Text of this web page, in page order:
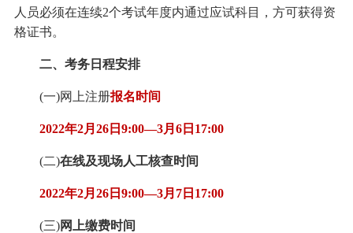
人员必须在连续2个考试年度内通过应试科目，方可获得资
格证书。
二、考务日程安排
(一)网上注册报名时间
2022年2月26日9:00—3月6日17:00
(二)在线及现场人工核查时间
2022年2月26日9:00—3月7日17:00
(三)网上缴费时间